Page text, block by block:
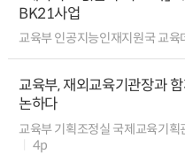
BK21사업
교육부 인공지능인재지원국 교육
교육부, 재외교육기관장과
논하다
교육부 기획조정실 국제교육기
4p